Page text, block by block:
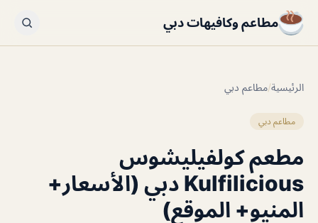
مطاعم وكافيهات دبي
الرئيسية/مطاعم دبي
مطاعم دبي
مطعم كولفيليشوس
Kulfilicious دبي (الأسعار+
المنيو+ الموقع)